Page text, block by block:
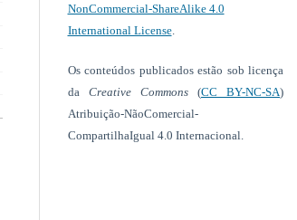
NonCommercial-ShareAlike 4.0
International License.
Os conteúdos publicados estão sob licença
da Creative Commons(CC BY-NC-SA)
Atribuição-NãoComercial-
CompartilhaIgual 4.0 Internacional.